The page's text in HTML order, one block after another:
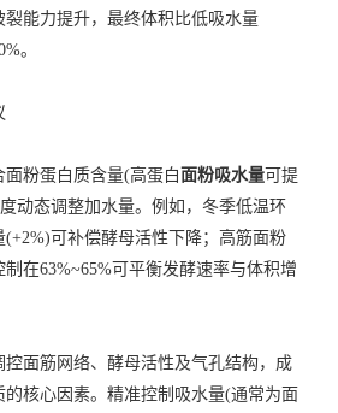
能力提升，最终体积比低吸水量
。
粉蛋白质含量(高蛋白 面粉吸水量可提
动态调整加水量。例如，冬季低温环
可补偿酵母活性下降；高筋面粉
在63%~65%可平衡发酵速率与体积增
控面筋网络、酵母活性及气孔结构，成
核心因素。精准控制吸水量(通常为面